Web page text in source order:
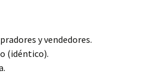
y vendedores.
(idéntico).